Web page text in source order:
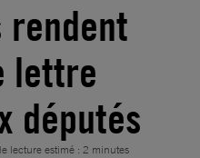
rendent
lettre
députés
lecture estimé : 2 minutes